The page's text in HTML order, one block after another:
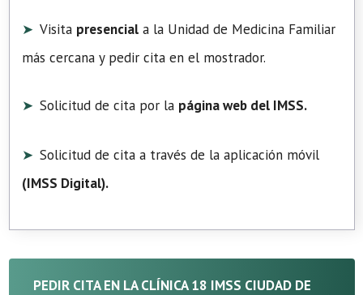
Visita presencial a la Unidad de Medicina Familiar
más cercana y pedir cita en el mostrador.
Solicitud de cita por la página web del IMSS.
Solicitud de cita a través de la aplicación móvil
(IMSS Digital).
PEDIR CITA EN LA CLÍNICA 18 IMSS CIUDAD DE